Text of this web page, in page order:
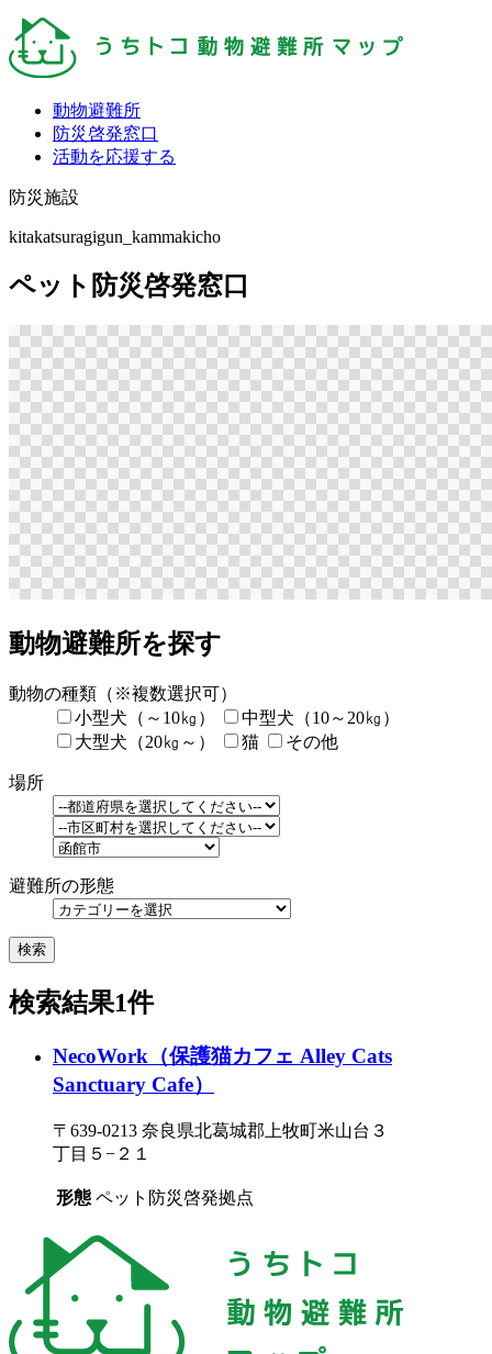
動物避難所
防災啓発窓口
活動を応援する
防災施設
kitakatsuragigun_kammakicho
ペット防災啓発窓口
動物避難所を探す
動物の種類 （※複数選択可）
小型犬（～10㎏）
中型犬（10～20㎏）
大型犬（20㎏～）
猫 その他
場所
避難所の形態
検索
検索結果1件
NecoWork（保護猫カフェ Alley Cats
Sanctuary Cafe）
〒639-0213 奈良県北葛城郡上牧町米山台３
丁目５−２１
形態 ペット防災啓発拠点